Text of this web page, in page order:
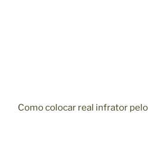
Como colocar real infrator